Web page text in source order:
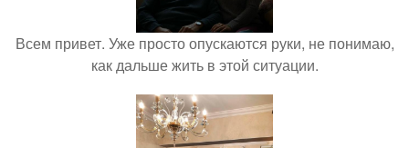
Всем привет. Уже просто опускаются руки, не понимаю,
как дальше жить в этой ситуации.